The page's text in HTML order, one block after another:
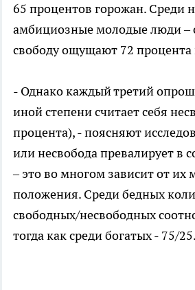
65 процентов горожан. Среди
амбициозные молодые люди –
свободу ощущают 72
- Однако каждый третий
иной степени считает себя
процента), - поясняют
или несвобода превалирует в
– это во многом зависит от их
положения. Среди бедных
свободных/несвободных
тогда как среди богатых - 75/25.